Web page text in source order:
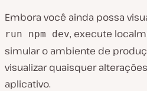
Embora você ainda possa
run npm dev, execute
simular o ambiente de
visualizar quaisquer
aplicativo.